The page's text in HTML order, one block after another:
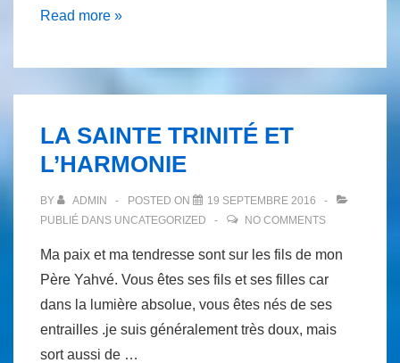
LE
ET
Read more »
LA SAINTE TRINITÉ ET
L’HARMONIE
BY ADMIN POSTED ON
19 SEPTEMBRE 2016
PUBLIÉ DANS UNCATEGORIZED NO COMMENTS
Ma paix et ma tendresse sont sur les fils de mon
Père Yahvé. Vous êtes ses fils et ses filles car
dans la lumière absolue, vous êtes nés de ses
entrailles .je suis généralement très doux, mais
sort aussi de …